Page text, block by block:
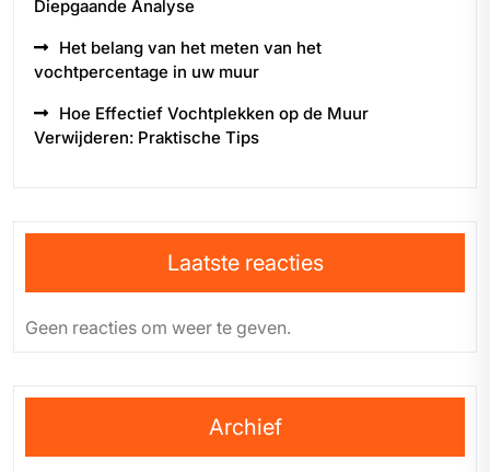
Diepgaande Analyse
Het belang van het meten van het
vochtpercentage in uw muur
Hoe Effectief Vochtplekken op de Muur
Verwijderen: Praktische Tips
Laatste reacties
Geen reacties om weer te geven.
Archief